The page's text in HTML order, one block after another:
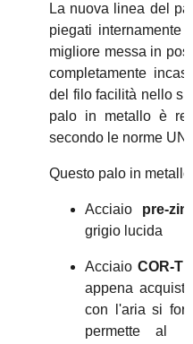
La nuova linea del
piegati internamente
migliore messa in
completamente
del filo facilità nello
palo in metallo è
secondo le norme
Questo palo in
Acciaio pre-
grigio lucida
Acciaio COR-
appena
con l'aria si
permette al